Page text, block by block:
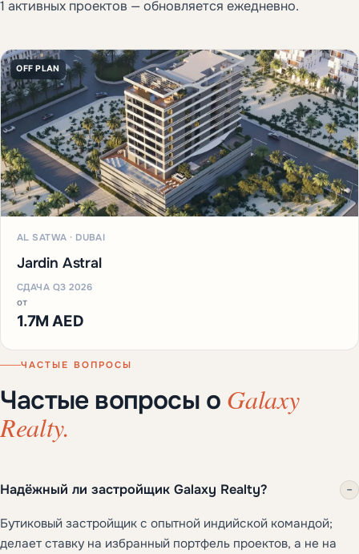
1 активных проектов — обновляется ежедневно.
OFF PLAN
AL SATWA · DUBAI
Jardin Astral
СДАЧА Q3 2026
от
1.7M AED
ЧАСТЫЕ ВОПРОСЫ
Частые вопросы о Galaxy
Realty.
Надёжный ли застройщик Galaxy Realty? −
Бутиковый застройщик с опытной индийской командой;
делает ставку на избранный портфель проектов, а не на